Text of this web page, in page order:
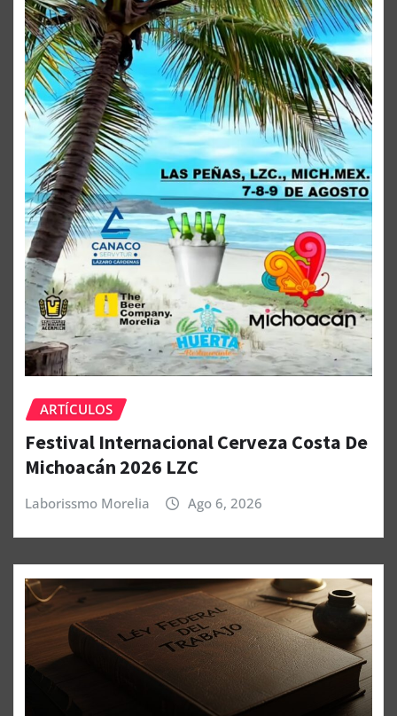
ARTÍCULOS
Festival Internacional Cerveza Costa De
Michoacán 2026 LZC
Laborissmo Morelia Ago 6, 2026